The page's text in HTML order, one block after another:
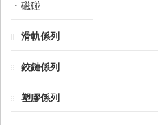
磁碰
滑軌係列
鉸鏈係列
塑膠係列